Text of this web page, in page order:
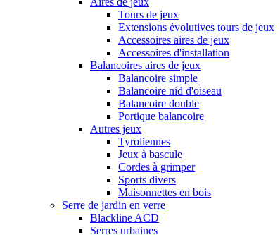
Tours de jeux
Extensions évolutives tours de jeux
Accessoires aires de jeux
Accessoires d'installation
Balancoires aires de jeux
Balancoire simple
Balancoire nid d'oiseau
Balancoire double
Portique balancoire
Autres jeux
Tyroliennes
Jeux à bascule
Cordes à grimper
Sports divers
Maisonnettes en bois
Serre de jardin en verre
Blackline ACD
Serres urbaines